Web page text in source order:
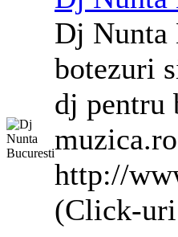
Dj Nunta
botezuri
dj pentru
muzica.ro
http://
(Click-